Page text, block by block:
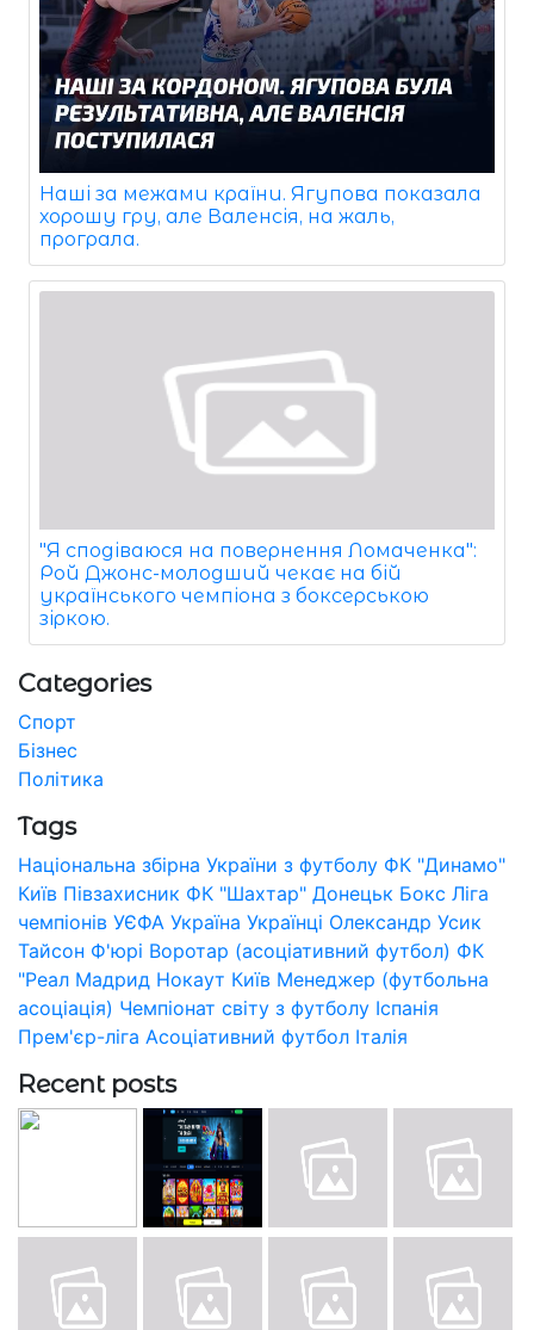
Наші за межами країни. Ягупова показала
хорошу гру, але Валенсія, на жаль,
програла.
"Я сподіваюся на повернення Ломаченка":
Рой Джонс-молодший чекає на бій
українського чемпіона з боксерською
зіркою.
Categories
Спорт
Бізнес
Політика
Tags
Національна збірна України з футболу ФК "Динамо"
Київ Півзахисник ФК "Шахтар" Донецьк Бокс Ліга
чемпіонів УЄФА Україна Українці Олександр Усик
Тайсон Ф'юрі Воротар (асоціативний футбол) ФК
"Реал Мадрид Нокаут Київ Менеджер (футбольна
асоціація) Чемпіонат світу з футболу Іспанія
Прем'єр-ліга Асоціативний футбол Італія
Recent posts